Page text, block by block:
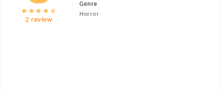
2 review
Genre
Horror